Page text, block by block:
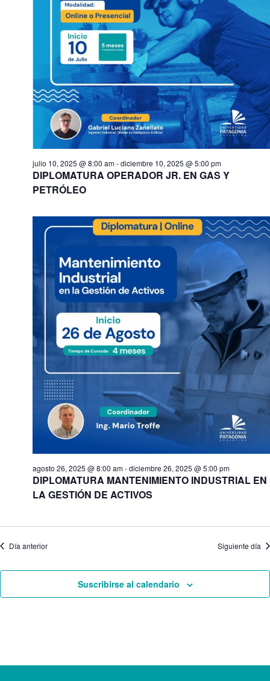
DIPLOMATURA OPERADOR JR. EN GAS Y
PETRÓLEO
julio 10, 2025 @ 8:00 am-diciembre 10, 2025 @ 5:00 pm
DIPLOMATURA MANTENIMIENTO INDUSTRIAL EN
LA GESTIÓN DE ACTIVOS
agosto 26, 2025 @ 8:00 am-diciembre 26, 2025 @ 5:00 pm
Día anterior Siguiente día
Suscribirse al calendario